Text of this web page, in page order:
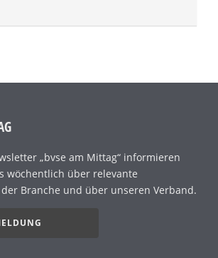
„bvse am Mittag“ informieren
wöchentlich über relevante
Branche und über unseren Verband.